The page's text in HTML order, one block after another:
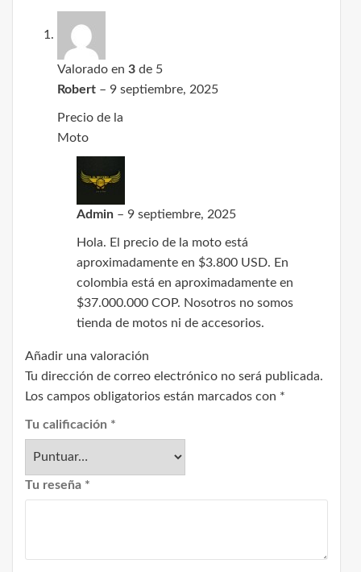
Valorado en 3 de 5
Robert – 9 septiembre, 2025
Precio de la
Moto
Admin – 9 septiembre, 2025
Hola. El precio de la moto está
aproximadamente en $3.800 USD. En
colombia está en aproximadamente en
$37.000.000 COP. Nosotros no somos
tienda de motos ni de accesorios.
Añadir una valoración
Tu dirección de correo electrónico no será publicada.
Los campos obligatorios están marcados con *
Tu calificación *
Tu reseña *